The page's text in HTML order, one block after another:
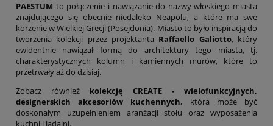
PAESTUM to połączenie i nawiązanie do nazwy włoskiego miasta
znajdującego się obecnie niedaleko Neapolu, a które ma swe
korzenie w Wielkiej Grecji (Posejdonia). Miasto to było inspiracją do
tworzenia kolekcji przez projektanta Raffaello Galiotto, który
ewidentnie nawiązał formą do architektury tego miasta, tj.
charakterystycznych kolumn i kamiennych murów, które to
przetrwały aż do dzisiaj.
Zobacz również kolekcję CREATE - wielofunkcyjnych,
designerskich akcesoriów kuchennych, która może być
doskonałym uzupełnieniem aranżacji stołu oraz wyposażenia
kuchni i jadalni.